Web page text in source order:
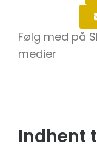
Indhent
Følg med på
medier